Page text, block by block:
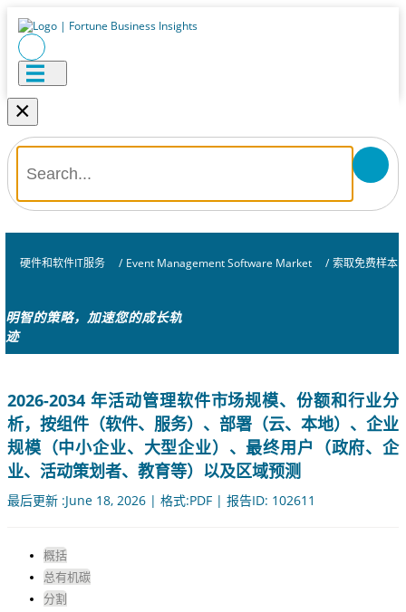
×
硬件和软件IT服务 / Event Management Software Market / 索取免费样本
明智的策略，加速您的成长轨
迹
2026-2034 年活动管理软件市场规模、份额和行业分
析，按组件（软件、服务）、部署（云、本地）、企业
规模（中小企业、大型企业）、最终用户（政府、企
业、活动策划者、教育等）以及区域预测
最后更新 :June 18, 2026 | 格式:PDF | 报告ID: 102611
概括
总有机碳
分割